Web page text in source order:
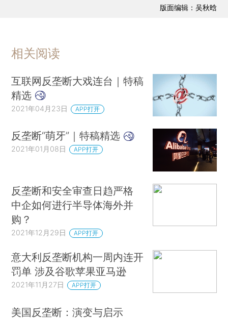
版面编辑：吴秋晗
相关阅读
互联网反垄断大戏连台｜特稿
精选
2021年04月23日 APP打开
反垄断“萌牙”｜特稿精选
2021年01月08日 APP打开
反垄断和安全审查日趋严格
中企如何进行半导体海外并
购？
2021年12月29日 APP打开
意大利反垄断机构一周内连开
罚单 涉及谷歌苹果亚马逊
2021年11月27日 APP打开
美国反垄断：演变与启示